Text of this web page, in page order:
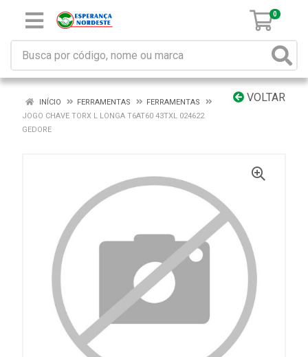
0
VOLTAR
INÍCIO FERRAMENTAS
FERRAMENTAS
JOGO CHAVE TORX L LONGA T6AT60 43TXL 024622
GEDORE